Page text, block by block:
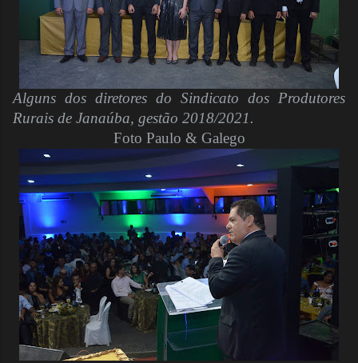
Alguns dos diretores do Sindicato dos Produtores
Rurais de Janaúba, gestão 2018/2021.
Foto Paulo & Galego